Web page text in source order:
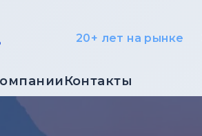
20+ лет на рынке
Контакты